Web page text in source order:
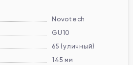
Novotech
GU10
65 (уличный)
145 мм